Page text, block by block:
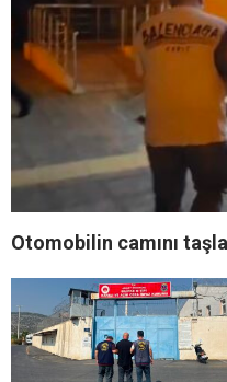
Otomobilin camını